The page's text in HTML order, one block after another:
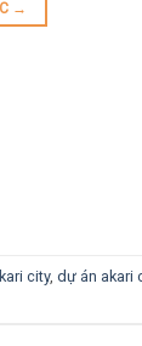
→
city, dự án akari